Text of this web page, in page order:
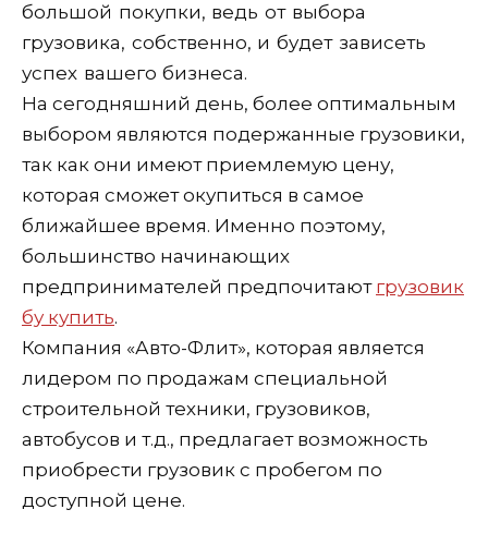
большой покупки, ведь от выбора
грузовика, собственно, и будет зависеть
успех вашего бизнеса.
На сегодняшний день, более оптимальным
выбором являются подержанные грузовики,
так как они имеют приемлемую цену,
которая сможет окупиться в самое
ближайшее время. Именно поэтому,
большинство начинающих
предпринимателей предпочитают грузовик
бу купить.
Компания «Авто-Флит», которая является
лидером по продажам специальной
строительной техники, грузовиков,
автобусов и т.д., предлагает возможность
приобрести грузовик с пробегом по
доступной цене.